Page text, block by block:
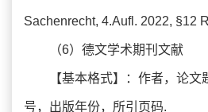
Sachenrecht, 4.Aufl. 2022, §12
（6）德文学术期刊文献
【基本格式】：作者，论
号，出版年份，所引页码.